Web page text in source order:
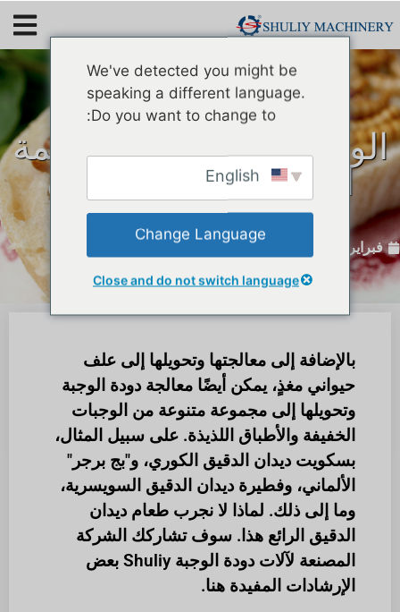
لماذا لا تحاول تناول
الوجبات الخفيفة والأطعمة
التي تحتوي على دودة
الوجبة؟
فبراير 28, 2020
بالإضافة إلى معالجتها وتحويلها إلى علف
حيواني مغذٍ، يمكن أيضًا معالجة دودة الوجبة
وتحويلها إلى مجموعة متنوعة من الوجبات
الخفيفة والأطباق اللذيذة. على سبيل المثال،
بسكويت ديدان الدقيق الكوري، و"بج برجر"
الألماني، وفطيرة ديدان الدقيق السويسرية،
وما إلى ذلك. لماذا لا نجرب طعام ديدان
الدقيق الرائع هذا. سوف تشاركك الشركة
المصنعة لآلات دودة الوجبة Shuliy بعض
الإرشادات المفيدة هنا.
We've detected you might be
speaking a different language.
Do you want to change to:
Change Language
Close and do not switch language